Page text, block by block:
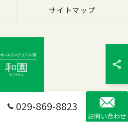
029-869-8823
お問い合わせ
サイトマップ
ら有限会社和園 ALL RIGHTS RESERVED.